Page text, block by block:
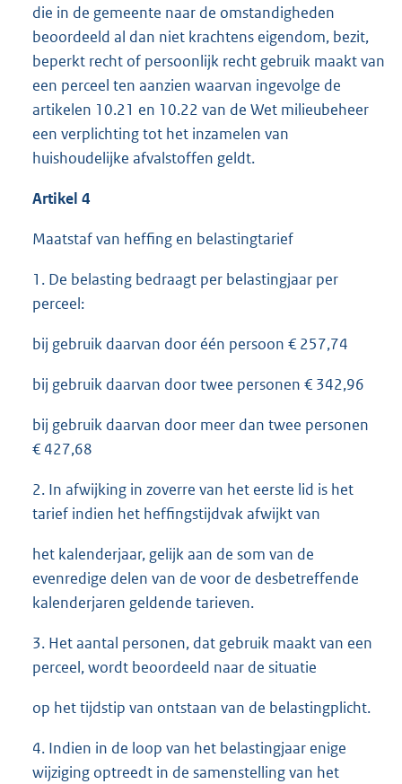
die in de gemeente naar de omstandigheden
beoordeeld al dan niet krachtens eigendom, bezit,
beperkt recht of persoonlijk recht gebruik maakt van
een perceel ten aanzien waarvan ingevolge de
artikelen 10.21 en 10.22 van de Wet milieubeheer
een verplichting tot het inzamelen van
huishoudelijke afvalstoffen geldt.
Artikel 4
Maatstaf van heffing en belastingtarief
1. De belasting bedraagt per belastingjaar per
perceel:
bij gebruik daarvan door één persoon € 257,74
bij gebruik daarvan door twee personen € 342,96
bij gebruik daarvan door meer dan twee personen
€ 427,68
2. In afwijking in zoverre van het eerste lid is het
tarief indien het heffingstijdvak afwijkt van
het kalenderjaar, gelijk aan de som van de
evenredige delen van de voor de desbetreffende
kalenderjaren geldende tarieven.
3. Het aantal personen, dat gebruik maakt van een
perceel, wordt beoordeeld naar de situatie
op het tijdstip van ontstaan van de belastingplicht.
4. Indien in de loop van het belastingjaar enige
wijziging optreedt in de samenstelling van het